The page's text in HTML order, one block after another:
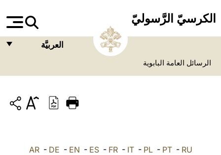
الكرسيّ الرَّسوليّ
العربيَّة
ITALIANO
الرسائل العامة البابوية
AR- DE - EN - ES- FR- IT- PL- PT- RU